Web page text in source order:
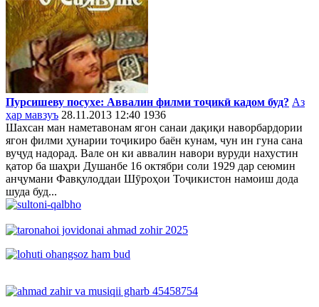
Пурсишеву посухе: Аввалин филми тоҷикӣ кадом буд? Аз
ҳар мавзуъ 28.11.2013 12:40 1936
Шахсан ман наметавонам ягон санаи дақиқи наворбардории
ягон филми ҳунарии тоҷикиро баён кунам, чун ин гуна сана
вуҷуд надорад. Вале он ки аввалин навори вуруди нахустин
қатор ба шаҳри Душанбе 16 октябри соли 1929 дар сеюмин
анҷумани Фавқулоддаи Шӯроҳои Тоҷикистон намоиш дода
шуда буд...